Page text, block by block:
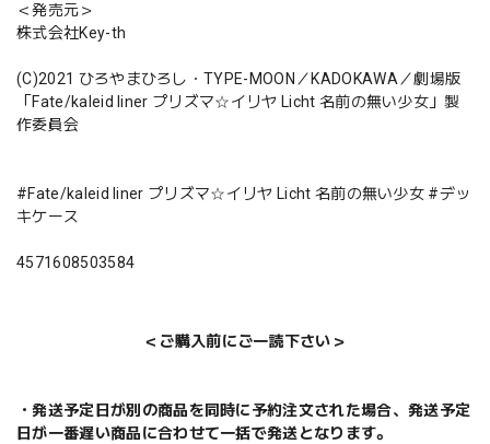
＜発売元＞
株式会社Key-th
(C)2021 ひろやまひろし・TYPE-MOON／KADOKAWA／劇場版
「Fate/kaleid liner プリズマ☆イリヤ Licht 名前の無い少女」製
作委員会
#Fate/kaleid liner プリズマ☆イリヤ Licht 名前の無い少女 #デッ
キケース
4571608503584
＜ご購入前にご一読下さい＞
・発送予定日が別の商品を同時に予約注文された場合、発送予定
日が一番遅い商品に合わせて一括で発送となります。